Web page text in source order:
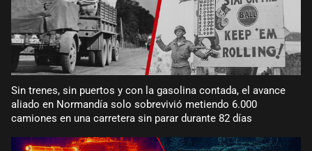
Sin trenes, sin puertos y con la gasolina contada, el avance
aliado en Normandía solo sobrevivió metiendo 6.000
camiones en una carretera sin parar durante 82 días